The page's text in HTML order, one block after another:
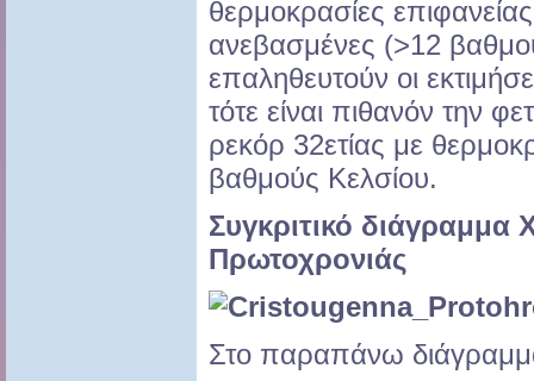
θερμοκρασίες
ανεβασμένες (>12
επαληθευτούν οι
τότε είναι πιθανόν την
ρεκόρ 32ετίας με
βαθμούς Κελσίου.
Συγκριτικό διάγραμμα
Πρωτοχρονιάς
Στο παραπάνω